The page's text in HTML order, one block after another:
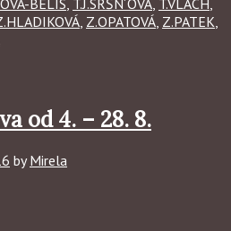
Z.OPATOVÁ Z.PATEK
od 4. – 28. 8.
byMirela